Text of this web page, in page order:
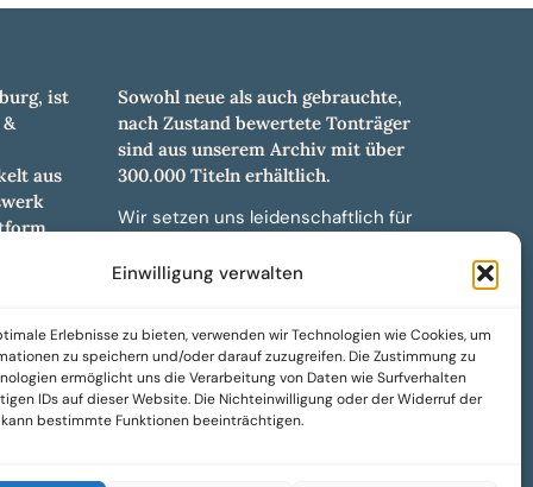
Einwilligung verwalten
Erlebnisse zu bieten, verwenden wir Technologien wie Cookies, um
zu speichern und/oder darauf zuzugreifen. Die Zustimmung zu
ermöglicht uns die Verarbeitung von Daten wie Surfverhalten
IDs auf dieser Website. Die Nichteinwilligung oder der Widerruf der
bestimmte Funktionen beeinträchtigen.
ist
aus
Sowohl neue als auch gebrauchte,
nach Zustand bewertete Tonträger
sind aus unserem Archiv mit über
300.000 Titeln erhältlich.
Wir setzen uns leidenschaftlich für
und bieten hochwertige,
Musikindustrie.
SoulPeddler Mailorder, Records &
Vinyl Production – DUBOX –